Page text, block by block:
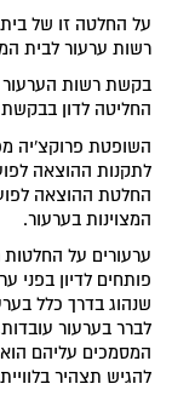
על החלטה זו של
רשות ערעור לבית
בקשת רשות
החליטה לדון
החלטת ההוצאה
המצוינות בערעור.
ערעורים על
פותחים לדיון
שנהוג בדרך כלל
לברר בערעור
המסמכים עליהם
להגיש תצהיר